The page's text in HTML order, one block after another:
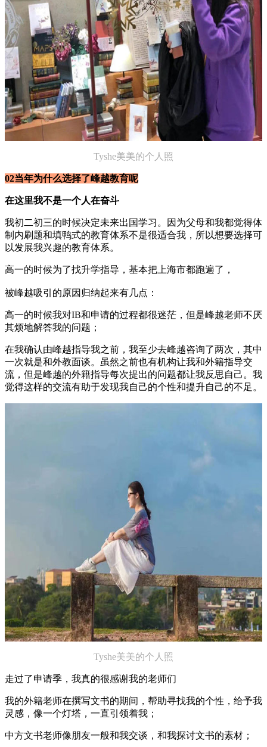
Tyshe美美的个人照
02当年为什么选择了峰越教育呢
在这里我不是一个人在奋斗
我初二初三的时候决定未来出国学习。因为父母和我都觉得体
制内刷题和填鸭式的教育体系不是很适合我，所以想要选择可
以发展我兴趣的教育体系。
高一的时候为了找升学指导，基本把上海市都跑遍了，
被峰越吸引的原因归纳起来有几点：
高一的时候我对IB和申请的过程都很迷茫，但是峰越老师不厌
其烦地解答我的问题；
在我确认由峰越指导我之前，我至少去峰越咨询了两次，其中
一次就是和外教面谈。虽然之前也有机构让我和外籍指导交
流，但是峰越的外籍指导每次提出的问题都让我反思自己。我
觉得这样的交流有助于发现我自己的个性和提升自己的不足。
Tyshe美美的个人照
走过了申请季，我真的很感谢我的老师们
我的外籍老师在撰写文书的期间，帮助寻找我的个性，给予我
灵感，像一个灯塔，一直引领着我；
中方文书老师像朋友一般和我交谈，和我探讨文书的素材；